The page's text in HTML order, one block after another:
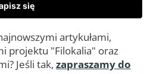
się
artykułami,
projektu "Filokalia" oraz
Jeśli tak, zapraszamy do